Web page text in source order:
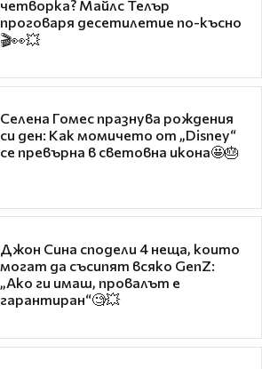
четворка? Майлс Телър
проговаря десетилетие по-късно
🎬👀💥
Селена Гомес празнува рождения
си ден: Как момичето от „Disney“
се превърна в световна икона🤩🎂
Джон Сина сподели 4 неща, които
могат да съсипят всяко GenZ:
„Ако ги имаш, провалът е
гарантиран“🧐💥